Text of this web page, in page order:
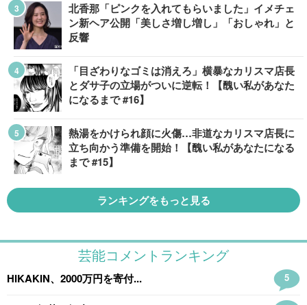
北香那「ピンクを入れてもらいました」イメチェ
ン新ヘア公開「美しさ増し増し」「おしゃれ」と
反響
「目ざわりなゴミは消えろ」横暴なカリスマ店長
とダサ子の立場がついに逆転！【醜い私があなた
になるまで #16】
熱湯をかけられ顔に火傷…非道なカリスマ店長に
立ち向かう準備を開始！【醜い私があなたになる
まで #15】
ランキングをもっと見る